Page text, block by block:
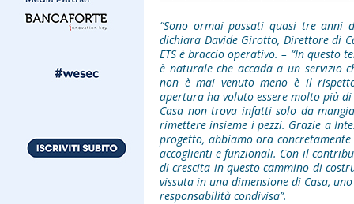
“Sono ormai passati quasi tre anni
dichiara Davide Girotto, Direttore di
ETS è braccio operativo. – “In questo
è naturale che accada a un servizio
non è mai venuto meno è il
apertura ha voluto essere molto più
Casa non trova infatti solo da
rimettere insieme i pezzi. Grazie a
progetto, abbiamo ora
accoglienti e funzionali. Con il
di crescita in questo cammino di
vissuta in una dimensione di Casa,
responsabilità condivisa”.